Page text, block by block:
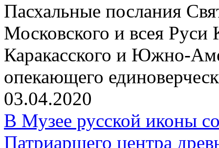
Пасхальные послания
Московского и всея Руси
Каракасского и Южно-
опекающего
03.04.2020
В Музее русской иконы
Патриаршего центра